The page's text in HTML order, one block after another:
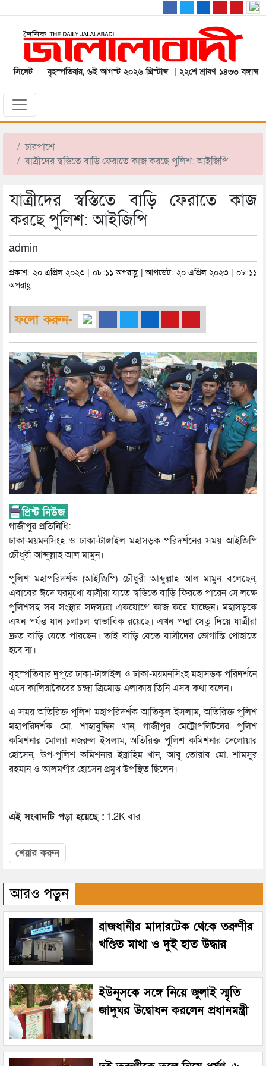
সিলেট বৃহস্পতিবার, ৬ই আগস্ট ২০২৬ খ্রিস্টাব্দ | ২২শে শ্রাবণ ১৪৩৩ বঙ্গাব্দ
চারপাশে
যাত্রীদের স্বস্তিতে বাড়ি ফেরাতে কাজ করছে পুলিশ: আইজিপি
যাত্রীদের স্বস্তিতে বাড়ি ফেরাতে কাজ
করছে পুলিশ: আইজিপি
admin
প্রকাশ: ২০ এপ্রিল ২০২৩ | ০৮:১১ অপরাহ্ণ | আপডেট: ২০ এপ্রিল ২০২৩ | ০৮:১১
অপরাহ্ণ
ফলো করুন-
গাজীপুর প্রতিনিধি:
ঢাকা-ময়মনসিংহ ও ঢাকা-টাঙ্গাইল মহাসড়ক পরিদর্শনের সময় আইজিপি
চৌধুরী আব্দুল্লাহ আল মামুন।
পুলিশ মহাপরিদর্শক (আইজিপি) চৌধুরী আব্দুল্লাহ আল মামুন বলেছেন,
এবাবের ঈদে ঘরমুখো যাত্রীরা যাতে স্বস্তিতে বাড়ি ফিরতে পারেন সে লক্ষে
পুলিশসহ সব সংস্থার সদস্যরা একযোগে কাজ করে যাচ্ছেন। মহাসড়কে
এখন পর্যন্ত যান চলাচল স্বাভাবিক রয়েছে। এখন পদ্মা সেতু দিয়ে যাত্রীরা
দ্রুত বাড়ি যেতে পারছেন। তাই বাড়ি যেতে যাত্রীদের ভোগান্তি পোহাতে
হবে না।
বৃহস্পতিবার দুপুরে ঢাকা-টাঙ্গাইল ও ঢাকা-ময়মনসিংহ মহাসড়ক পরিদর্শনে
এসে কালিয়াকৈরের চন্দ্রা ত্রিমোড় এলাকায় তিনি এসব কথা বলেন।
এ সময় অতিরিক্ত পুলিশ মহাপরিদর্শক আতিকুল ইসলাম, অতিরিক্ত পুলিশ
মহাপরিদর্শক মো. শাহাবুদ্দিন খান, গাজীপুর মেট্রোপলিটনের পুলিশ
কমিশনার মোল্যা নজরুল ইসলাম, অতিরিক্ত পুলিশ কমিশনার দেলোয়ার
হোসেন, উপ-পুলিশ কমিশনার ইব্রাহিম খান, আবু তোরাব মো. শামসুর
রহমান ও আলমগীর হোসেন প্রমুখ উপস্থিত ছিলেন।
এই সংবাদটি পড়া হয়েছে : 1.2K বার
শেয়ার করুন
আরও পড়ুন
রাজধানীর মাদারটেক থেকে তরুণীর
খণ্ডিত মাথা ও দুই হাত উদ্ধার
ইউনূসকে সঙ্গে নিয়ে জুলাই স্মৃতি
জাদুঘর উদ্বোধন করলেন প্রধানমন্ত্রী